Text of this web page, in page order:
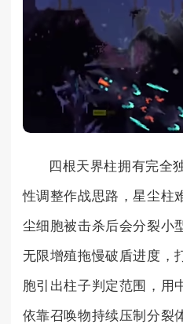
四根天界柱拥有完全
性调整作战思路，星尘柱
尘细胞被击杀后会分裂小
无限增殖拖慢破盾进度，
胞引出柱子判定范围，用
依靠召唤物持续压制分裂